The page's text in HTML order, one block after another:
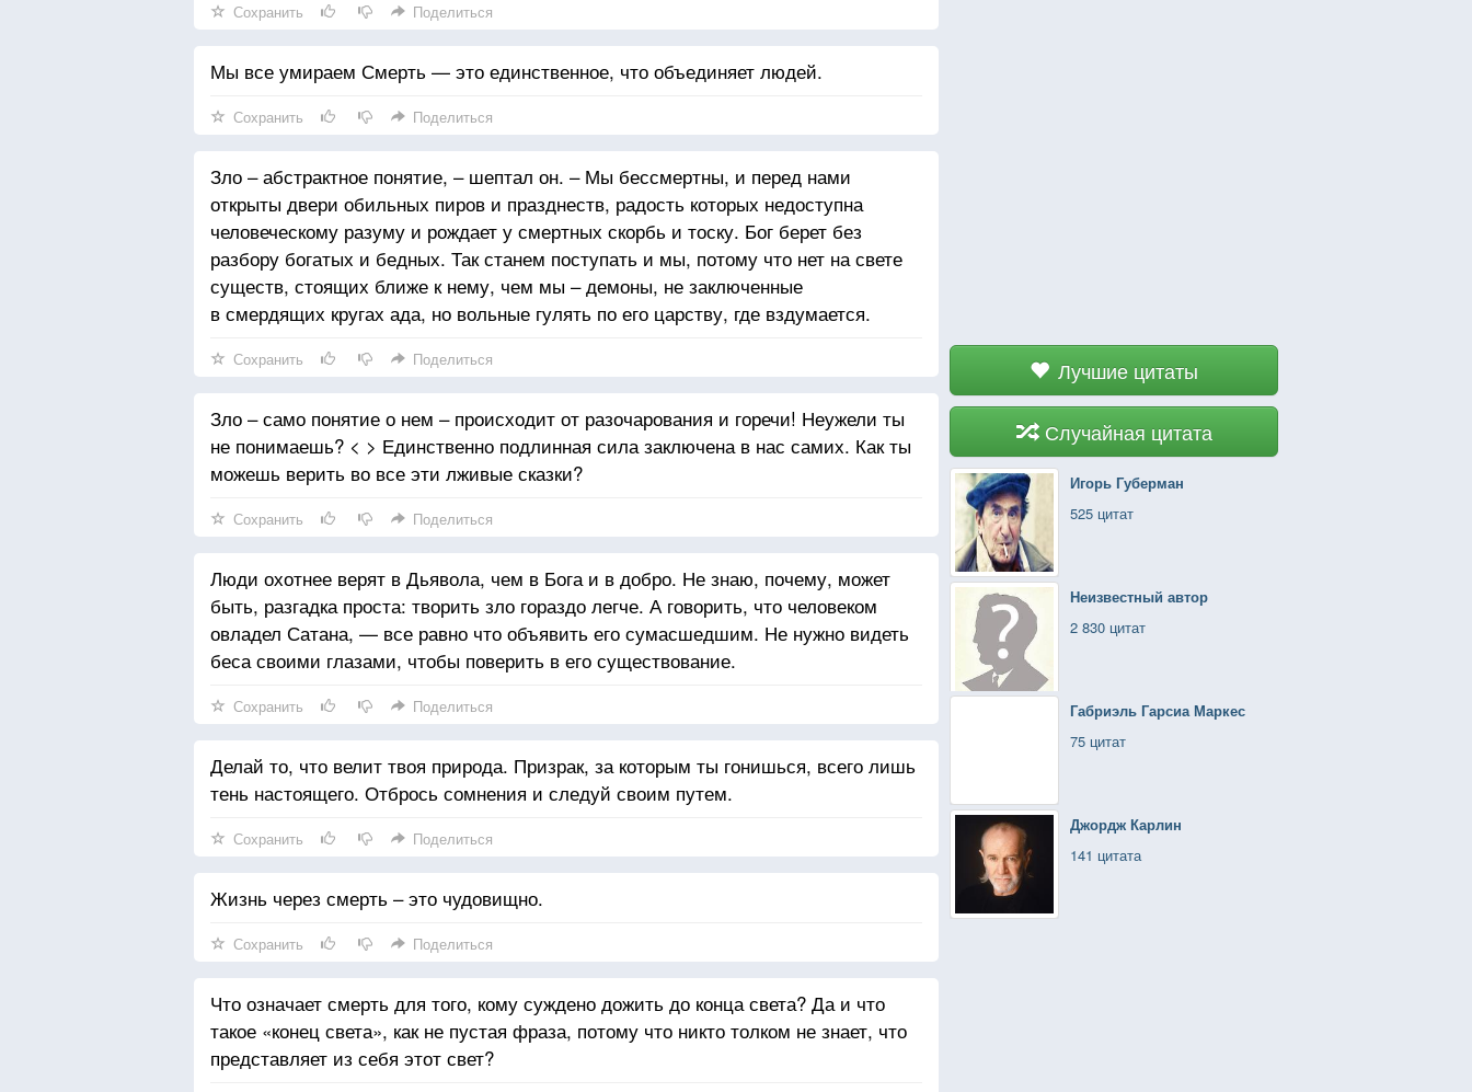
Лучшие цитаты
Случайная цитата
Игорь Губерман
525 цитат
Неизвестный автор
2 830 цитат
Габриэль Гарсиа Маркес
75 цитат
Джордж Карлин
141 цитата
Сохранить Поделиться
Мы все умираем Смерть — это единственное, что объединяет людей.
Сохранить Поделиться
Зло – абстрактное понятие, – шептал он. – Мы бессмертны, и перед нами
открыты двери обильных пиров и празднеств, радость которых недоступна
человеческому разуму и рождает у смертных скорбь и тоску. Бог берет без
разбору богатых и бедных. Так станем поступать и мы, потому что нет на свете
существ, стоящих ближе к нему, чем мы – демоны, не заключенные
в смердящих кругах ада, но вольные гулять по его царству, где вздумается.
Сохранить Поделиться
Зло – само понятие о нем – происходит от разочарования и горечи! Неужели ты
не понимаешь? < > Единственно подлинная сила заключена в нас самих. Как ты
можешь верить во все эти лживые сказки?
Сохранить Поделиться
Люди охотнее верят в Дьявола, чем в Бога и в добро. Не знаю, почему, может
быть, разгадка проста: творить зло гораздо легче. А говорить, что человеком
овладел Сатана, — все равно что объявить его сумасшедшим. Не нужно видеть
беса своими глазами, чтобы поверить в его существование.
Сохранить Поделиться
Делай то, что велит твоя природа. Призрак, за которым ты гонишься, всего лишь
тень настоящего. Отбрось сомнения и следуй своим путем.
Сохранить Поделиться
Жизнь через смерть – это чудовищно.
Сохранить Поделиться
Что означает смерть для того, кому суждено дожить до конца света? Да и что
такое «конец света», как не пустая фраза, потому что никто толком не знает, что
представляет из себя этот свет?